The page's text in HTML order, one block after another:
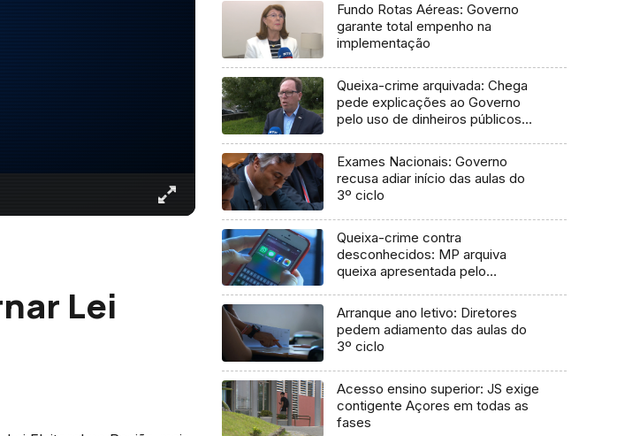
Lei
Fundo Rotas Aéreas: Governo
garante total empenho na
implementação
Queixa-crime arquivada: Chega
pede explicações ao Governo
pelo uso de dinheiros públicos
Exames Nacionais: Governo
recusa adiar início das aulas do
3º ciclo
Queixa-crime contra
desconhecidos: MP arquiva
queixa apresentada pelo
Arranque ano letivo: Diretores
pedem adiamento das aulas do
3º ciclo
Acesso ensino superior: JS exige
contigente Açores em todas as
fases